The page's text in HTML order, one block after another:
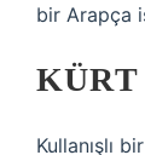
bir Arapça
Kullanışlı